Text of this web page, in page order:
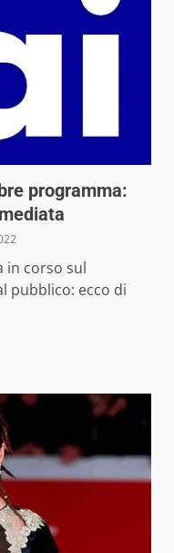
programma:
in corso sul
pubblico: ecco di